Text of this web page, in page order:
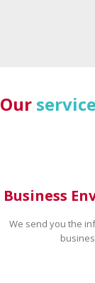
Our
Business
We send you the